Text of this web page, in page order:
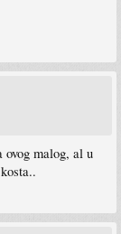
malog, al u